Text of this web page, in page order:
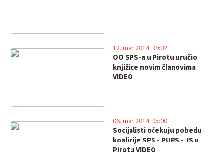
OO SPS-a u Pirotu uručio
knjižice novim članovima
VIDEO
12. mar 2014. 09:02
Socijalisti očekuju pobedu
koalicije SPS - PUPS - JS u
Pirotu VIDEO
06. mar 2014. 05:00